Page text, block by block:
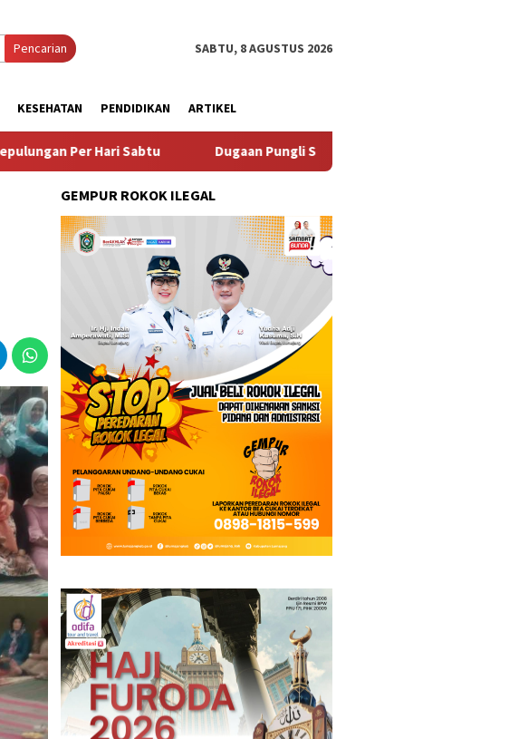
Pencarian SABTU, 8 AGUSTUS 2026
KESEHATAN PENDIDIKAN ARTIKEL
Dugaan Pungli SKAB di BPRD Lumajang Oknum Dipaksa Kembalikan Uang Tanpa
GEMPUR ROKOK ILEGAL